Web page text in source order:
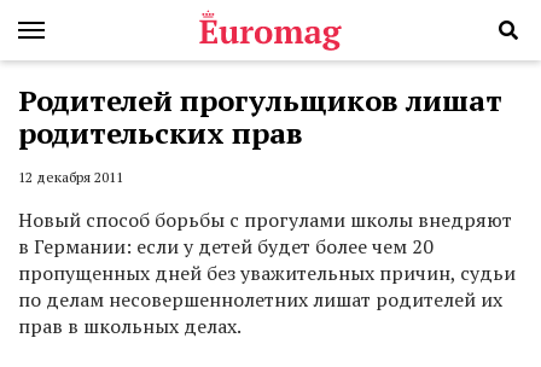
Родителей прогульщиков лишат
родительских прав
12 декабря 2011
Новый способ борьбы с прогулами школы внедряют
в Германии: если у детей будет более чем 20
пропущенных дней без уважительных причин, судьи
по делам несовершеннолетних лишат родителей их
прав в школьных делах.